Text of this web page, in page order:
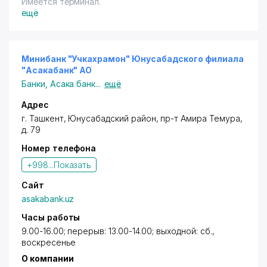
Экзамены для поступления на факультет
Психология: математика, биология, русский язык
ещё
Минибанк "Учкахрамон" Юнусабадского филиала
"Асакабанк" АО
Банки Асака банк... ещё
Адрес
г. Ташкент, Юнусабадский район, пр-т Амира Темура,
д. 79
Номер телефона
+998...Показать
Сайт
asakabank.uz
Часы работы
9.00-16.00; перерыв: 13.00-14.00; выходной: сб.,
воскресенье
О компании